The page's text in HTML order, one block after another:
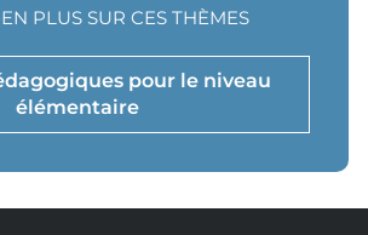
pour le niveau
élémentaire
PLUS SUR CES THÈMES